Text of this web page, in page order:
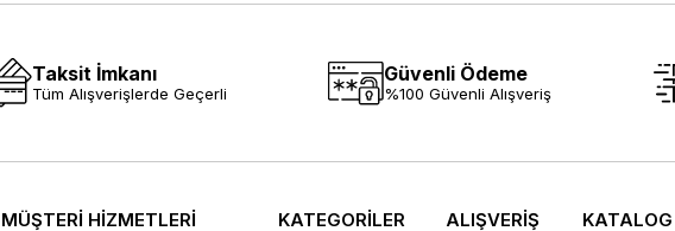
Taksit İmkanı
Tüm Alışverişlerde Geçerli
Güvenli Ödeme
%100 Güvenli Alışveriş
MÜŞTERİ HİZMETLERİ KATEGORİLER ALIŞVERİŞ KATALOG